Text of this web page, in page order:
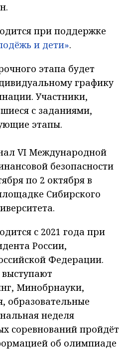
при поддержке
и дети».
этапа будет
графику
Участники,
с заданиями,
этапы.
VI Международной
безопасности
по 2 октября в
Сибирского
с 2021 года при
России,
Федерации.
Минобрнауки,
образовательные
неделя
соревнований пройдёт
об олимпиаде